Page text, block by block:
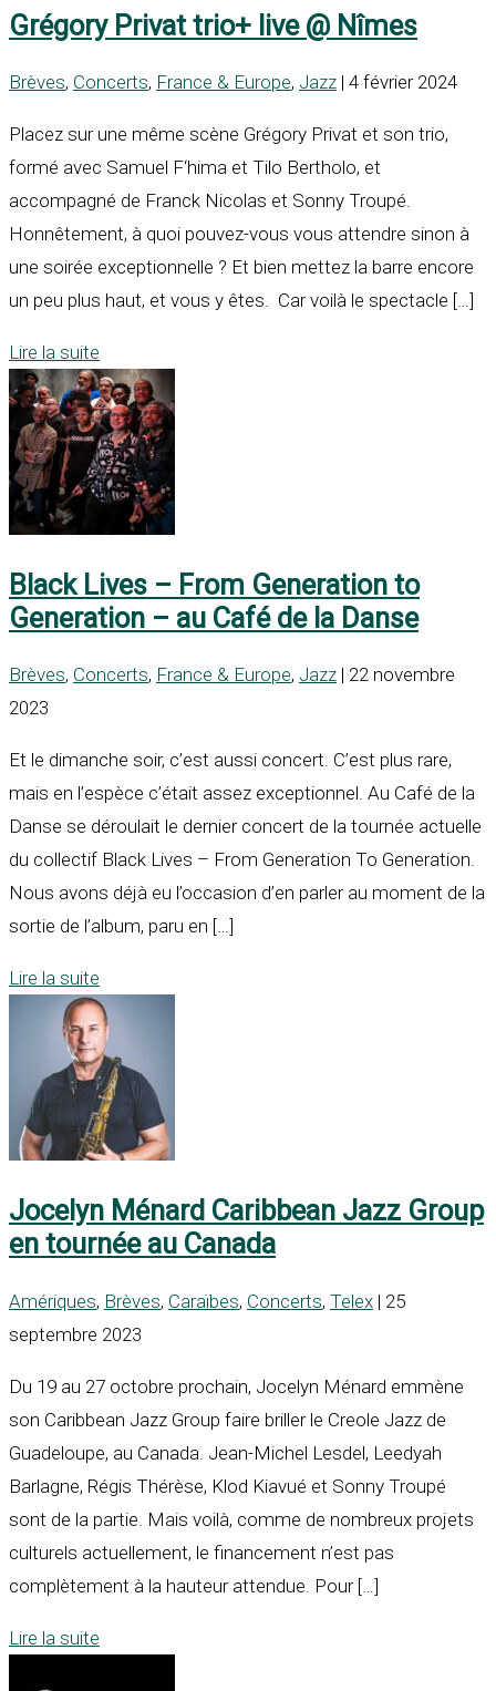
Grégory Privat trio+ live @ Nîmes
Brèves, Concerts, France & Europe, Jazz | 4 février 2024
Placez sur une même scène Grégory Privat et son trio,
formé avec Samuel F‘hima et Tilo Bertholo, et
accompagné de Franck Nicolas et Sonny Troupé.
Honnêtement, à quoi pouvez-vous vous attendre sinon à
une soirée exceptionnelle ? Et bien mettez la barre encore
un peu plus haut, et vous y êtes. Car voilà le spectacle […]
Lire la suite
Black Lives – From Generation to
Generation – au Café de la Danse
Brèves, Concerts, France & Europe, Jazz | 22 novembre
2023
Et le dimanche soir, c’est aussi concert. C’est plus rare,
mais en l’espèce c’était assez exceptionnel. Au Café de la
Danse se déroulait le dernier concert de la tournée actuelle
du collectif Black Lives – From Generation To Generation.
Nous avons déjà eu l’occasion d’en parler au moment de la
sortie de l’album, paru en […]
Lire la suite
Jocelyn Ménard Caribbean Jazz Group
en tournée au Canada
Amériques, Brèves, Caraïbes, Concerts, Telex | 25
septembre 2023
Du 19 au 27 octobre prochain, Jocelyn Ménard emmène
son Caribbean Jazz Group faire briller le Creole Jazz de
Guadeloupe, au Canada. Jean-Michel Lesdel, Leedyah
Barlagne, Régis Thérèse, Klod Kiavué et Sonny Troupé
sont de la partie. Mais voilà, comme de nombreux projets
culturels actuellement, le financement n’est pas
complètement à la hauteur attendue. Pour […]
Lire la suite